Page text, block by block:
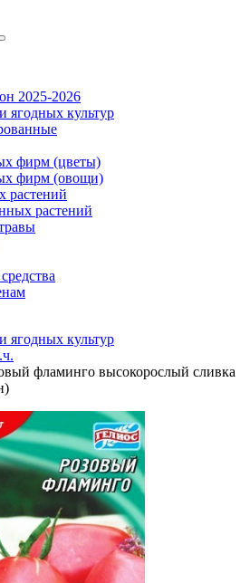
2025-2026
культур
фирм (цветы)
фирм (овощи)
растений
растений
культур
фламинго высокорослый сливка